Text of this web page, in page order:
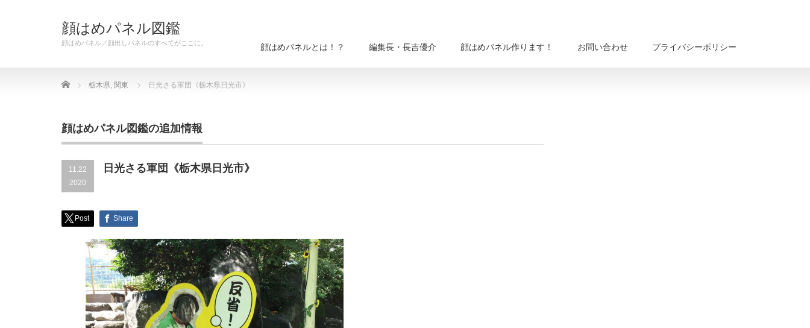
顔はめパネル図鑑
顔はめパネル／顔出しパネルのすべてがここに。 顔はめパネルとは！？ 編集長・長吉優介 顔はめパネル作ります！ お問い合わせ プライバシーポリシー
Home 栃木県, 関東 日光さる軍団《栃木県日光市》
顔はめパネル図鑑の追加情報
11.22
2020
日光さる軍団《栃木県日光市》
Post Share